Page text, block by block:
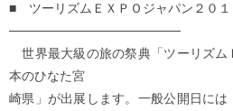
■ ツーリズムＥＸＰＯジャパン２０１
───────────────────
世界最大級の旅の祭典「ツーリズム
本のひなた宮
崎県」が出展します。一般公開日に